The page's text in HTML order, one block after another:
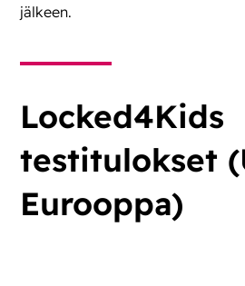
jälkeen.
Locked4Kids
testitulokset
Eurooppa)